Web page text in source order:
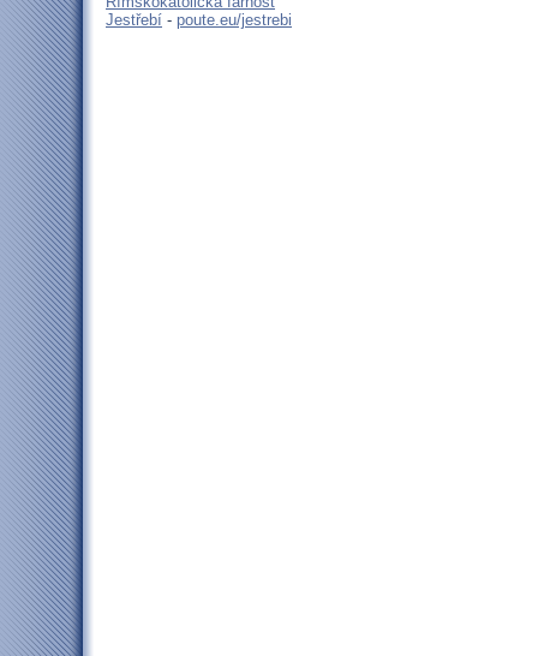
Jestřebí - poute.eu/jestrebi